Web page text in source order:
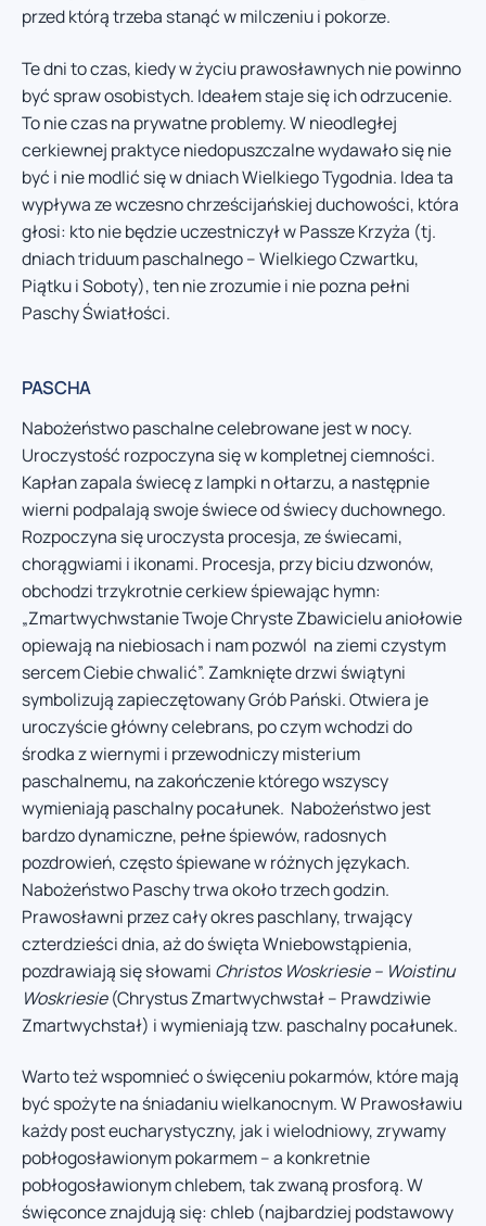
przed którą trzeba stanąć w milczeniu i pokorze.
Te dni to czas, kiedy w życiu prawosławnych nie powinno
być spraw osobistych. Ideałem staje się ich odrzucenie.
To nie czas na prywatne problemy. W nieodległej
cerkiewnej praktyce niedopuszczalne wydawało się nie
być i nie modlić się w dniach Wielkiego Tygodnia. Idea ta
wypływa ze wczesno chrześcijańskiej duchowości, która
głosi: kto nie będzie uczestniczył w Passze Krzyża (tj.
dniach triduum paschalnego – Wielkiego Czwartku,
Piątku i Soboty), ten nie zrozumie i nie pozna pełni
Paschy Światłości.
PASCHA
Nabożeństwo paschalne celebrowane jest w nocy.
Uroczystość rozpoczyna się w kompletnej ciemności.
Kapłan zapala świecę z lampki n ołtarzu, a następnie
wierni podpalają swoje świece od świecy duchownego.
Rozpoczyna się uroczysta procesja, ze świecami,
chorągwiami i ikonami. Procesja, przy biciu dzwonów,
obchodzi trzykrotnie cerkiew śpiewając hymn:
„Zmartwychwstanie Twoje Chryste Zbawicielu aniołowie
opiewają na niebiosach i nam pozwól na ziemi czystym
sercem Ciebie chwalić”. Zamknięte drzwi świątyni
symbolizują zapieczętowany Grób Pański. Otwiera je
uroczyście główny celebrans, po czym wchodzi do
środka z wiernymi i przewodniczy misterium
paschalnemu, na zakończenie którego wszyscy
wymieniają paschalny pocałunek. Nabożeństwo jest
bardzo dynamiczne, pełne śpiewów, radosnych
pozdrowień, często śpiewane w różnych językach.
Nabożeństwo Paschy trwa około trzech godzin.
Prawosławni przez cały okres paschlany, trwający
czterdzieści dnia, aż do święta Wniebowstąpienia,
pozdrawiają się słowami Christos Woskriesie – Woistinu
Woskriesie(Chrystus Zmartwychwstał – Prawdziwie
Zmartwychstał) i wymieniają tzw. paschalny pocałunek.
Warto też wspomnieć o święceniu pokarmów, które mają
być spożyte na śniadaniu wielkanocnym. W Prawosławiu
każdy post eucharystyczny, jak i wielodniowy, zrywamy
pobłogosławionym pokarmem – a konkretnie
pobłogosławionym chlebem, tak zwaną prosforą. W
święconce znajdują się: chleb (najbardziej podstawowy